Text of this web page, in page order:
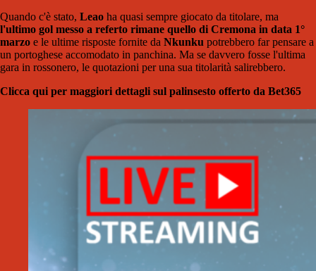
Quando c'è stato, Leao ha quasi sempre giocato da titolare, ma
l'ultimo gol messo a referto rimane quello di Cremona in data 1°
marzo e le ultime risposte fornite da Nkunku potrebbero far pensare a
un portoghese accomodato in panchina. Ma se davvero fosse l'ultima
gara in rossonero, le quotazioni per una sua titolarità salirebbero.
Clicca qui per maggiori dettagli sul palinsesto offerto da Bet365